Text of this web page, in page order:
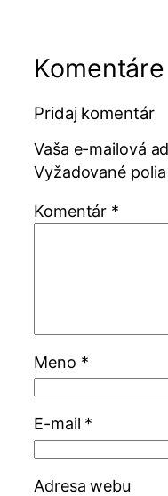
Komentáre
Pridaj komentár
Vaša e-mailová
Vyžadované
Komentár *
Meno *
E-mail *
Adresa webu